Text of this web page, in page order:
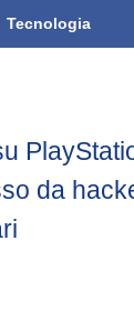
Tecnologia
da